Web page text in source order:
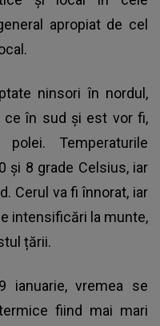
apropiat de cel
ninsori în nordul,
în sud și est vor fi,
Temperaturile
și 8 grade Celsius, iar
Cerul va fi înnorat, iar
intensificări la munte,
țării.
ianuarie,vremea se
fiind mai mari